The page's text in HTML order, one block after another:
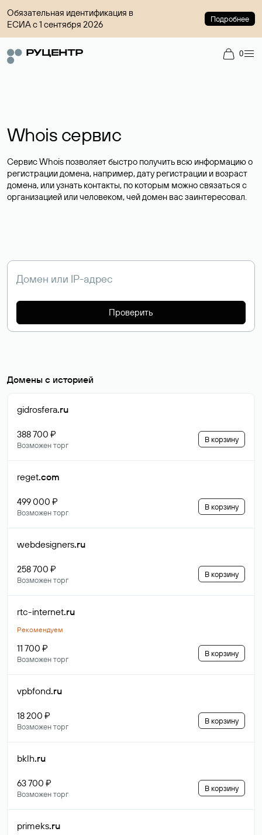
Обязательная идентификация в
ЕСИА с 1 сентября 2026
Подробнее
0
Whois сервис
Сервис Whois позволяет быстро получить всю информацию о
регистрации домена, например, дату регистрации и возраст
домена, или узнать контакты, по которым можно связаться с
организацией или человеком, чей домен вас заинтересовал.
Проверить
Домены с историей
gidrosfera.ru
388 700 ₽
Возможен торг
В корзину
reget.com
499 000 ₽
Возможен торг
В корзину
webdesigners.ru
258 700 ₽
Возможен торг
В корзину
rtc-internet.ru
Рекомендуем
11 700 ₽
Возможен торг
В корзину
vpbfond.ru
18 200 ₽
Возможен торг
В корзину
bklh.ru
63 700 ₽
Возможен торг
В корзину
primeks.ru